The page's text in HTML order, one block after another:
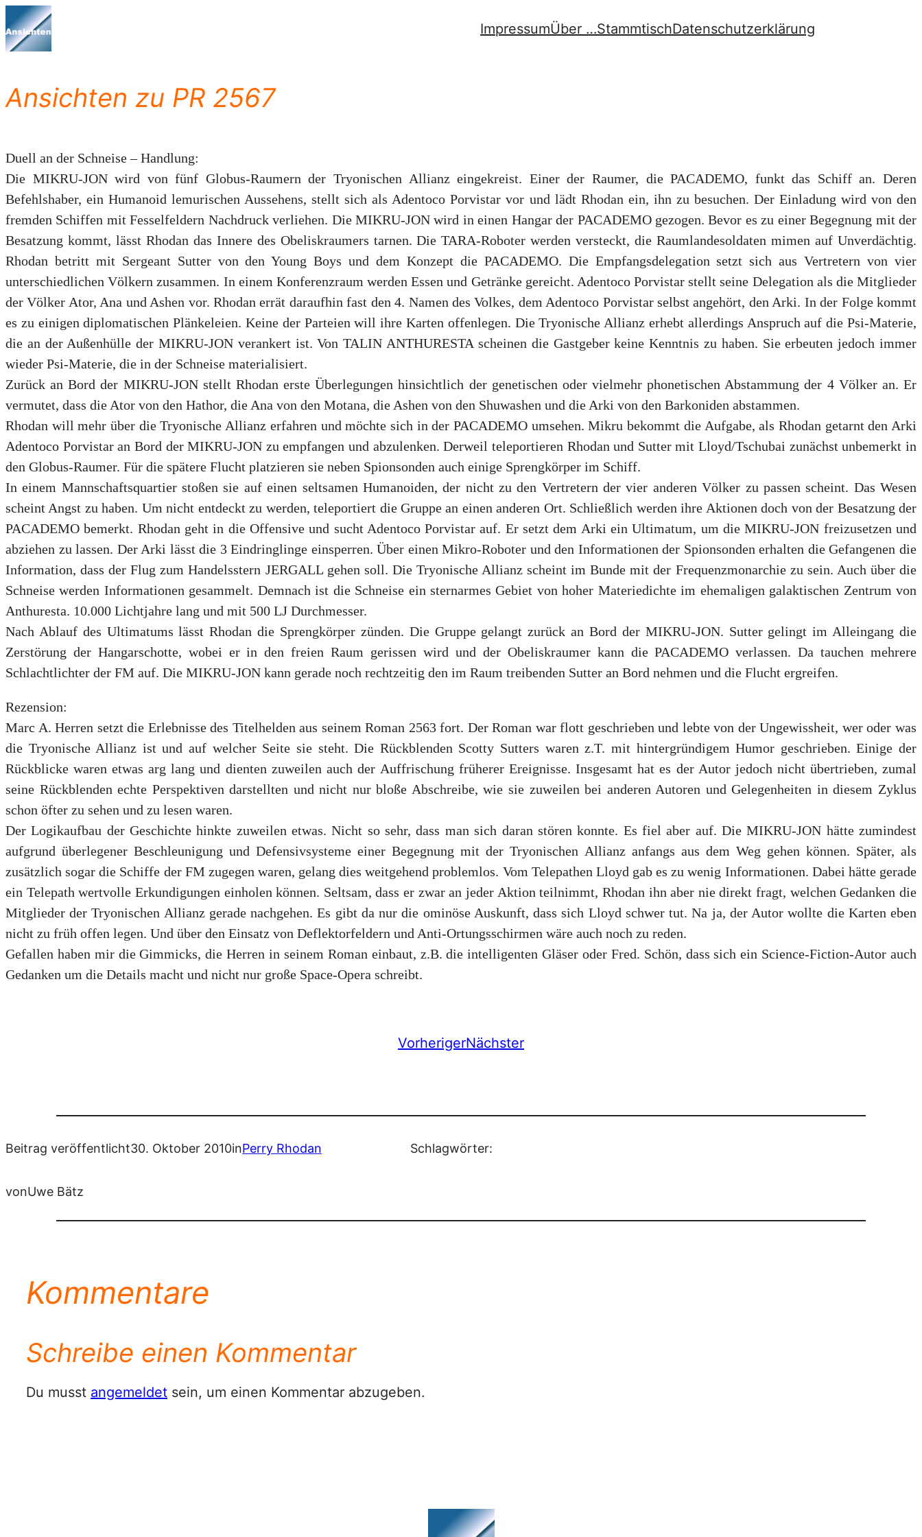
Zum
Inhalt
springen
ImpressumÜber …StammtischDatenschutzerklärung
Ansichten zu PR 2567
Duell an der Schneise – Handlung:
Die MIKRU-JON wird von fünf Globus-Raumern der Tryonischen Allianz eingekreist. Einer der Raumer, die PACADEMO, funkt das Schiff an. Deren
Befehlshaber, ein Humanoid lemurischen Aussehens, stellt sich als Adentoco Porvistar vor und lädt Rhodan ein, ihn zu besuchen. Der Einladung wird von den
fremden Schiffen mit Fesselfeldern Nachdruck verliehen. Die MIKRU-JON wird in einen Hangar der PACADEMO gezogen. Bevor es zu einer Begegnung mit der
Besatzung kommt, lässt Rhodan das Innere des Obeliskraumers tarnen. Die TARA-Roboter werden versteckt, die Raumlandesoldaten mimen auf Unverdächtig.
Rhodan betritt mit Sergeant Sutter von den Young Boys und dem Konzept die PACADEMO. Die Empfangsdelegation setzt sich aus Vertretern von vier
unterschiedlichen Völkern zusammen. In einem Konferenzraum werden Essen und Getränke gereicht. Adentoco Porvistar stellt seine Delegation als die Mitglieder
der Völker Ator, Ana und Ashen vor. Rhodan errät daraufhin fast den 4. Namen des Volkes, dem Adentoco Porvistar selbst angehört, den Arki. In der Folge kommt
es zu einigen diplomatischen Plänkeleien. Keine der Parteien will ihre Karten offenlegen. Die Tryonische Allianz erhebt allerdings Anspruch auf die Psi-Materie,
die an der Außenhülle der MIKRU-JON verankert ist. Von TALIN ANTHURESTA scheinen die Gastgeber keine Kenntnis zu haben. Sie erbeuten jedoch immer
wieder Psi-Materie, die in der Schneise materialisiert.
Zurück an Bord der MIKRU-JON stellt Rhodan erste Überlegungen hinsichtlich der genetischen oder vielmehr phonetischen Abstammung der 4 Völker an. Er
vermutet, dass die Ator von den Hathor, die Ana von den Motana, die Ashen von den Shuwashen und die Arki von den Barkoniden abstammen.
Rhodan will mehr über die Tryonische Allianz erfahren und möchte sich in der PACADEMO umsehen. Mikru bekommt die Aufgabe, als Rhodan getarnt den Arki
Adentoco Porvistar an Bord der MIKRU-JON zu empfangen und abzulenken. Derweil teleportieren Rhodan und Sutter mit Lloyd/Tschubai zunächst unbemerkt in
den Globus-Raumer. Für die spätere Flucht platzieren sie neben Spionsonden auch einige Sprengkörper im Schiff.
In einem Mannschaftsquartier stoßen sie auf einen seltsamen Humanoiden, der nicht zu den Vertretern der vier anderen Völker zu passen scheint. Das Wesen
scheint Angst zu haben. Um nicht entdeckt zu werden, teleportiert die Gruppe an einen anderen Ort. Schließlich werden ihre Aktionen doch von der Besatzung der
PACADEMO bemerkt. Rhodan geht in die Offensive und sucht Adentoco Porvistar auf. Er setzt dem Arki ein Ultimatum, um die MIKRU-JON freizusetzen und
abziehen zu lassen. Der Arki lässt die 3 Eindringlinge einsperren. Über einen Mikro-Roboter und den Informationen der Spionsonden erhalten die Gefangenen die
Information, dass der Flug zum Handelsstern JERGALL gehen soll. Die Tryonische Allianz scheint im Bunde mit der Frequenzmonarchie zu sein. Auch über die
Schneise werden Informationen gesammelt. Demnach ist die Schneise ein sternarmes Gebiet von hoher Materiedichte im ehemaligen galaktischen Zentrum von
Anthuresta. 10.000 Lichtjahre lang und mit 500 LJ Durchmesser.
Nach Ablauf des Ultimatums lässt Rhodan die Sprengkörper zünden. Die Gruppe gelangt zurück an Bord der MIKRU-JON. Sutter gelingt im Alleingang die
Zerstörung der Hangarschotte, wobei er in den freien Raum gerissen wird und der Obeliskraumer kann die PACADEMO verlassen. Da tauchen mehrere
Schlachtlichter der FM auf. Die MIKRU-JON kann gerade noch rechtzeitig den im Raum treibenden Sutter an Bord nehmen und die Flucht ergreifen.
Rezension:
Marc A. Herren setzt die Erlebnisse des Titelhelden aus seinem Roman 2563 fort. Der Roman war flott geschrieben und lebte von der Ungewissheit, wer oder was
die Tryonische Allianz ist und auf welcher Seite sie steht. Die Rückblenden Scotty Sutters waren z.T. mit hintergründigem Humor geschrieben. Einige der
Rückblicke waren etwas arg lang und dienten zuweilen auch der Auffrischung früherer Ereignisse. Insgesamt hat es der Autor jedoch nicht übertrieben, zumal
seine Rückblenden echte Perspektiven darstellten und nicht nur bloße Abschreibe, wie sie zuweilen bei anderen Autoren und Gelegenheiten in diesem Zyklus
schon öfter zu sehen und zu lesen waren.
Der Logikaufbau der Geschichte hinkte zuweilen etwas. Nicht so sehr, dass man sich daran stören konnte. Es fiel aber auf. Die MIKRU-JON hätte zumindest
aufgrund überlegener Beschleunigung und Defensivsysteme einer Begegnung mit der Tryonischen Allianz anfangs aus dem Weg gehen können. Später, als
zusätzlich sogar die Schiffe der FM zugegen waren, gelang dies weitgehend problemlos. Vom Telepathen Lloyd gab es zu wenig Informationen. Dabei hätte gerade
ein Telepath wertvolle Erkundigungen einholen können. Seltsam, dass er zwar an jeder Aktion teilnimmt, Rhodan ihn aber nie direkt fragt, welchen Gedanken die
Mitglieder der Tryonischen Allianz gerade nachgehen. Es gibt da nur die ominöse Auskunft, dass sich Lloyd schwer tut. Na ja, der Autor wollte die Karten eben
nicht zu früh offen legen. Und über den Einsatz von Deflektorfeldern und Anti-Ortungsschirmen wäre auch noch zu reden.
Gefallen haben mir die Gimmicks, die Herren in seinem Roman einbaut, z.B. die intelligenten Gläser oder Fred. Schön, dass sich ein Science-Fiction-Autor auch
Gedanken um die Details macht und nicht nur große Space-Opera schreibt.
VorherigerNächster
Beitrag veröffentlicht30. Oktober 2010inPerry Rhodan
vonUwe Bätz
Schlagwörter:
Kommentare
Schreibe einen Kommentar
Du musst angemeldet sein, um einen Kommentar abzugeben.